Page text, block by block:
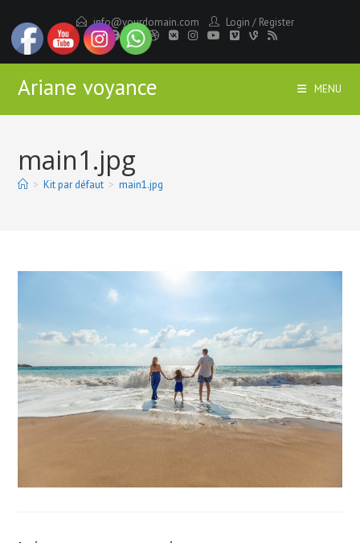
content
info@yourdomain.com Login / Register
Ariane voyance MENU
main1.jpg
> Kit par défaut > main1.jpg